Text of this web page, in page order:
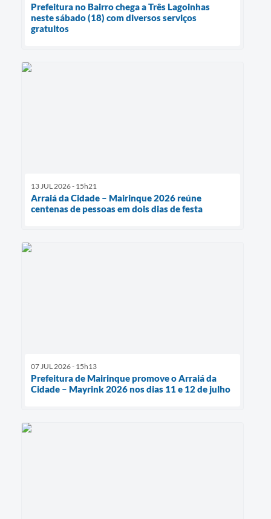
Prefeitura no Bairro chega a Três Lagoinhas
neste sábado (18) com diversos serviços
gratuitos
13 JUL 2026 - 15h21
Arraiá da Cidade – Mairinque 2026 reúne
centenas de pessoas em dois dias de festa
07 JUL 2026 - 15h13
Prefeitura de Mairinque promove o Arraiá da
Cidade – Mayrink 2026 nos dias 11 e 12 de julho